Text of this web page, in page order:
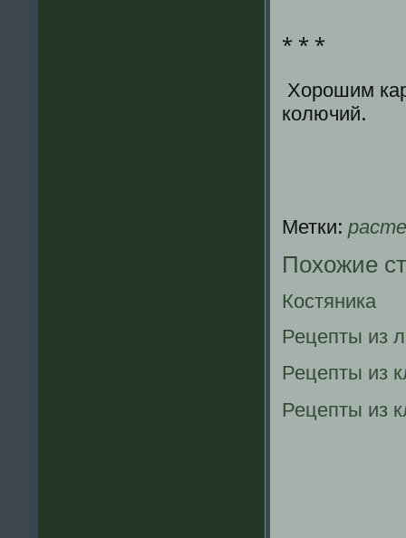
* * *
Хорошим
колючий.
Метки:
Похожие
Костяника
Рецепты из
Рецепты из
Рецепты из